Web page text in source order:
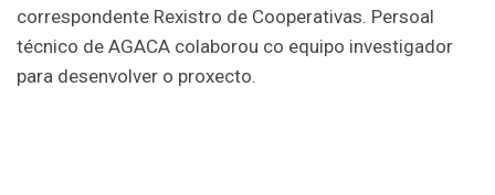
correspondente Rexistro de Cooperativas. Persoal
técnico de AGACA colaborou co equipo investigador
para desenvolver o proxecto.